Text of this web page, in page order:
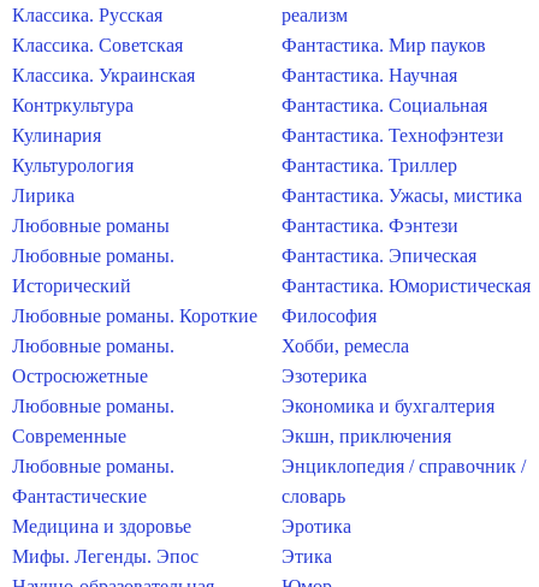
Классика. Русская
Классика. Советская
Классика. Украинская
Контркультура
Кулинария
Культурология
Лирика
Любовные романы
Любовные романы.
Исторический
Любовные романы. Короткие
Любовные романы.
Остросюжетные
Любовные романы.
Современные
Любовные романы.
Фантастические
Медицина и здоровье
Мифы. Легенды. Эпос
реализм
Фантастика. Мир пауков
Фантастика. Научная
Фантастика. Социальная
Фантастика. Технофэнтези
Фантастика. Триллер
Фантастика. Ужасы, мистика
Фантастика. Фэнтези
Фантастика. Эпическая
Фантастика. Юмористическая
Философия
Хобби, ремесла
Эзотерика
Экономика и бухгалтерия
Экшн, приключения
Энциклопедия / справочник /
словарь
Эротика
Этика